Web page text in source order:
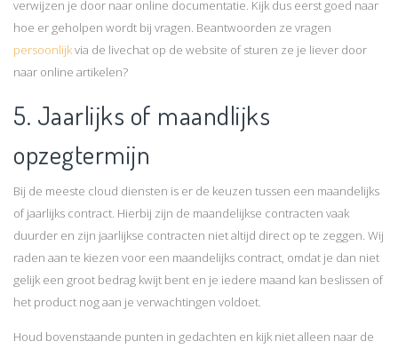
verwijzen je door naar online documentatie. Kijk dus eerst goed naar
hoe er geholpen wordt bij vragen. Beantwoorden ze vragen
persoonlijkvia de livechat op de website of sturen ze je liever door
naar online artikelen?
5. Jaarlijks of maandlijks
opzegtermijn
Bij de meeste cloud diensten is er de keuzen tussen een maandelijks
of jaarlijks contract. Hierbij zijn de maandelijkse contracten vaak
duurder en zijn jaarlijkse contracten niet altijd direct op te zeggen. Wij
raden aan te kiezen voor een maandelijks contract, omdat je dan niet
gelijk een groot bedrag kwijt bent en je iedere maand kan beslissen of
het product nog aan je verwachtingen voldoet.
Houd bovenstaande punten in gedachten en kijk niet alleen naar de